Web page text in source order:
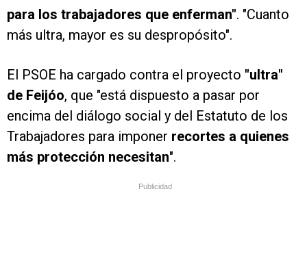
para los trabajadores que enferman". "Cuanto
más ultra, mayor es su despropósito".
El PSOE ha cargado contra el proyecto "ultra"
de Feijóo, que "está dispuesto a pasar por
encima del diálogo social y del Estatuto de los
Trabajadores para imponer recortes a quienes
más protección necesitan".
Publicidad